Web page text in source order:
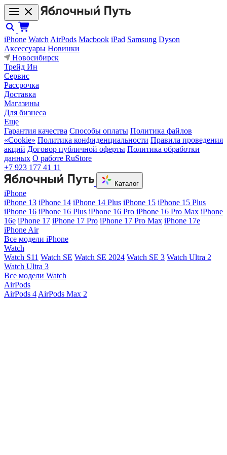
iPhone Watch AirPods Macbook iPad Samsung Dyson
Аксессуары Новинки
Новосибирск
Трейд Ин
Сервис
Рассрочка
Доставка
Магазины
Для бизнеса
Еще
Гарантия качества Способы оплаты Политика файлов
«Cookie» Политика конфиденциальности Правила проведения
акций Договор публичной оферты Политика обработки
данных О работе RuStore
+7 923 177 41 11
Каталог
iPhone
iPhone 13 iPhone 14 iPhone 14 Plus iPhone 15 iPhone 15 Plus
iPhone 16 iPhone 16 Plus iPhone 16 Pro iPhone 16 Pro Max iPhone
16e iPhone 17 iPhone 17 Pro iPhone 17 Pro Max iPhone 17e
iPhone Air
Все модели iPhone
Watch
Watch S11 Watch SE Watch SE 2024 Watch SE 3 Watch Ultra 2
Watch Ultra 3
Все модели Watch
AirPods
AirPods 4 AirPods Max 2